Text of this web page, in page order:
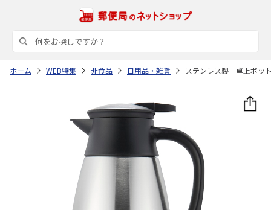
ホーム WEB特集 非食品 日用品・雑貨 ステンレス製 卓上ポッ